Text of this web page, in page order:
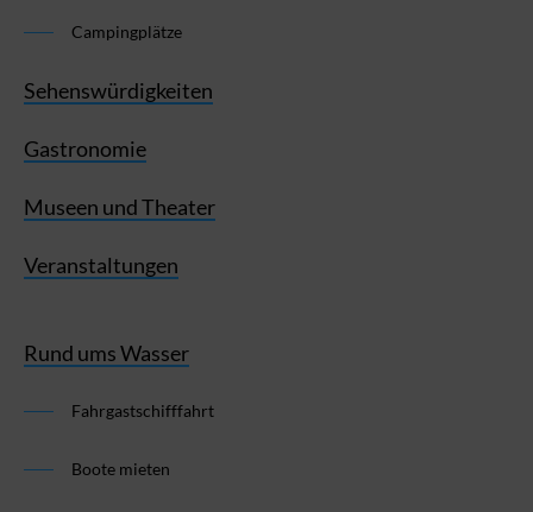
Campingplätze
Sehenswürdigkeiten
Gastronomie
Museen und Theater
Veranstaltungen
Rund ums Wasser
Fahrgastschifffahrt
Boote mieten